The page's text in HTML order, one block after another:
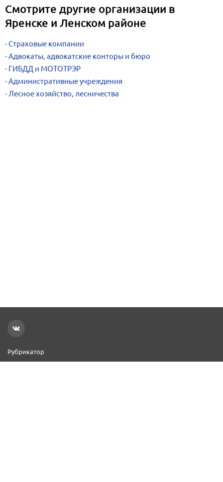
Смотрите другие организации в
Яренске и Ленском районе
Страховые компании
Адвокаты, адвокатские конторы и бюро
ГИБДД и МОТОТРЭР
Административные учреждения
Лесное хозяйство, лесничества
Рубрикатор